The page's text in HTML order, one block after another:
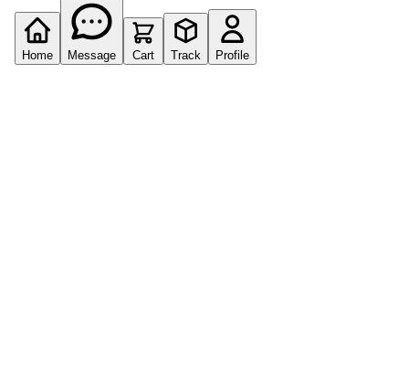
Home Message Cart Track Profile